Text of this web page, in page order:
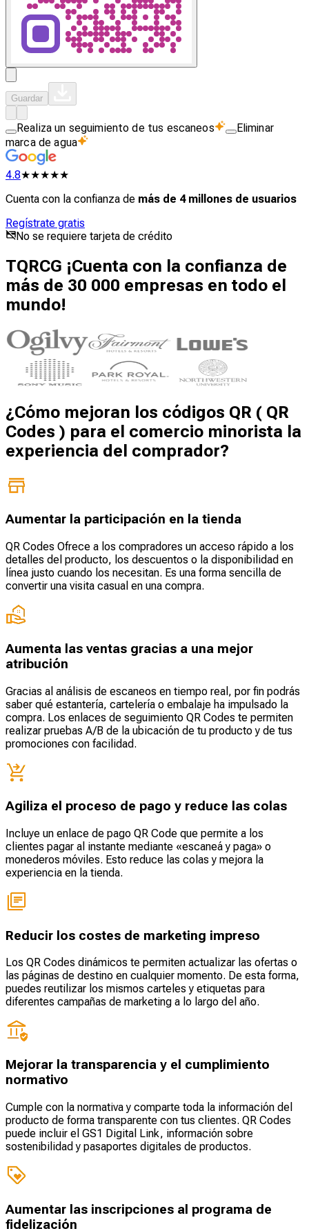
Guardar
Realiza un seguimiento de tus escaneos
Eliminar
marca de agua
4.8★★★★★
Cuenta con la confianza de más de 4 millones de usuarios
Regístrate gratis
No se requiere tarjeta de crédito
TQRCG ¡Cuenta con la confianza de
más de 30 000 empresas en todo el
mundo!
¿Cómo mejoran los códigos QR ( QR
Codes ) para el comercio minorista la
experiencia del comprador?
Aumentar la participación en la tienda
QR Codes Ofrece a los compradores un acceso rápido a los
detalles del producto, los descuentos o la disponibilidad en
línea justo cuando los necesitan. Es una forma sencilla de
convertir una visita casual en una compra.
Aumenta las ventas gracias a una mejor
atribución
Gracias al análisis de escaneos en tiempo real, por fin podrás
saber qué estantería, cartelería o embalaje ha impulsado la
compra. Los enlaces de seguimiento QR Codes te permiten
realizar pruebas A/B de la ubicación de tu producto y de tus
promociones con facilidad.
Agiliza el proceso de pago y reduce las colas
Incluye un enlace de pago QR Code que permite a los
clientes pagar al instante mediante «escaneá y paga» o
monederos móviles. Esto reduce las colas y mejora la
experiencia en la tienda.
Reducir los costes de marketing impreso
Los QR Codes dinámicos te permiten actualizar las ofertas o
las páginas de destino en cualquier momento. De esta forma,
puedes reutilizar los mismos carteles y etiquetas para
diferentes campañas de marketing a lo largo del año.
Mejorar la transparencia y el cumplimiento
normativo
Cumple con la normativa y comparte toda la información del
producto de forma transparente con tus clientes. QR Codes
puede incluir el GS1 Digital Link, información sobre
sostenibilidad y pasaportes digitales de productos.
Aumentar las inscripciones al programa de
fidelización